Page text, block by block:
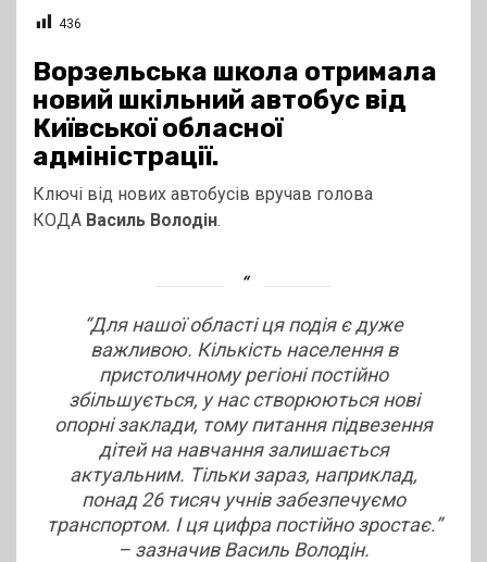
436
Ворзельська школа отримала
новий шкільний автобус від
Київської обласної
адміністрації.
Ключі від нових автобусів вручав голова
КОДА Василь Володін.
“Для нашої області ця подія є дуже
важливою. Кількість населення в
пристоличному регіоні постійно
збільшується, у нас створюються нові
опорні заклади, тому питання підвезення
дітей на навчання залишається
актуальним. Тільки зараз, наприклад,
понад 26 тисяч учнів забезпечуємо
транспортом. І ця цифра постійно зростає.”
– зазначив Василь Володін.